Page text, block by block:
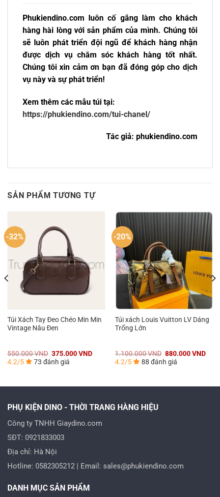
Phukiendino.com luôn cố gắng làm cho khách
hàng hài lòng với sản phẩm của mình. Chúng tôi
sẽ luôn phát triển đội ngũ để khách hàng nhận
được dịch vụ chăm sóc khách hàng tốt nhất.
Chúng tôi xin cảm ơn bạn đã đóng góp cho dịch
vụ này và sự phát triển!
Xem thêm các mẫu túi tại:
https://phukiendino.com/tui-chanel/
Tác giả: phukiendino.com
SẢN PHẨM TƯƠNG TỰ
-32%
Túi Xách Tay Đeo Chéo Min Min
Vintage Nâu Đen
550.000VND Giá
gốc
là:
375.000VNDGiá
4.2/5 73 đánh giá
-20%
Túi xách Louis Vuitton LV Dáng
Trống Lớn
1.100.000VND Giá
gốc
là:
880.000VNDGiá
4.2/5 88 đánh giá
PHỤ KIỆN DINO - THỜI TRANG HÀNG HIỆU
Công ty TNHH Giaydino.com
SĐT: 0921833003
Địa chỉ: Hà Nội
Hotline: 0582305212 | Email: sales@phukiendino.com
DANH MỤC SẢN PHẨM